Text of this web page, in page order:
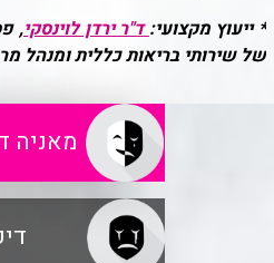
* ייעוץ מקצועי:ד"ר ירדן לוינסקי,
של שירותי בריאות כללית ומנהל
מאניה